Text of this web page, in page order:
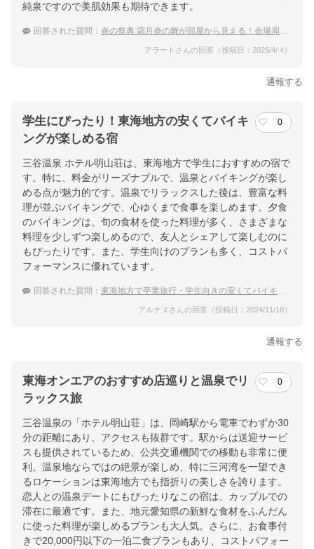
純泉ですので美肌効果も期待できます。
回答された質問： 炎の祭典 霜月炎の舞が部屋から見える！会場周辺でおすすめの温泉宿
アラートさんの回答（投稿日：2025/4/ 4）
通報する
学生にぴったり！東海地方の安くてバイキ
ングが楽しめる宿
0
三谷温泉 ホテル明山荘は、東海地方で学生におすすめの宿で
す。特に、料金がリーズナブルで、温泉とバイキングが楽し
める点が魅力的です。温泉でリラックスした後は、豊富な料
理が並ぶバイキングで、心ゆくまで食事を楽しめます。夕食
のバイキングは、旬の食材を使った料理が多く、さまざまな
料理を少しずつ楽しめるので、友人とシェアして楽しむのに
もぴったりです。また、学生向けのプランも多く、コストパ
フォーマンスに優れています。
回答された質問： 東海地方で卒業旅行・学生向きの安くてバイキングが楽しめる宿を教えてください。
アルナヌさんの回答（投稿日：2024/11/18）
通報する
東海オンエアのおすすめ店巡りと温泉でリ
ラックス旅
0
三谷温泉の「ホテル明山荘」は、岡崎駅から電車でわずか30
分の距離にあり、アクセスも抜群です。駅からは送迎サービ
スも提供されているため、公共交通機関での移動も非常に便
利。温泉地ならではの絶景が楽しめ、特に三河湾を一望でき
るロケーションは東海地方でも指折りの美しさを誇ります。
恋人との温泉デートにもぴったりなこの宿は、カップルでの
滞在に最適です。また、地元愛知県の新鮮な食材をふんだん
に使った料理が楽しめるプランも大人気。さらに、お食事付
きで20,000円以下の一泊二食プランもあり、コストパフォー